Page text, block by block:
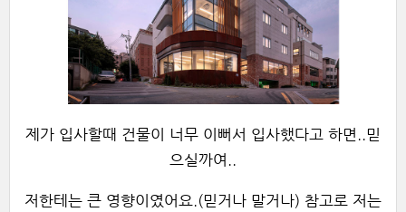
제가 입사할때 건물이 너무 이뻐서 입사했다고 하면..믿
으실까여..
저한테는 큰 영향이였어요.(믿거나 말거나) 참고로 저는